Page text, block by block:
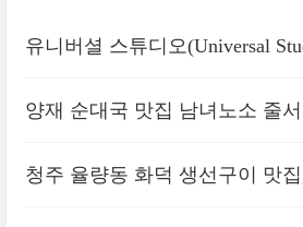
유니버셜 스튜디오(Universal
양재 순대국 맛집 남녀노소 줄
청주 율량동 화덕 생선구이 맛